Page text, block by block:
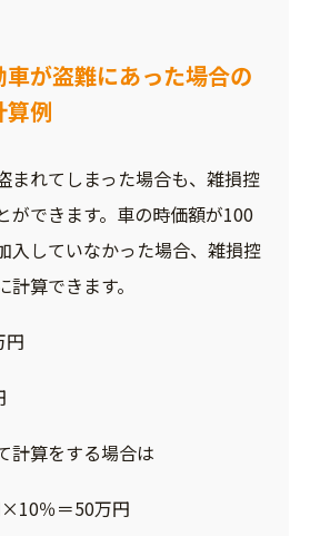
が盗難にあった場合の
算例
まれてしまった場合も、雑損控
ができます。車の時価額が100
入していなかった場合、雑損控
算できます。
円
算をする場合は
％＝50万円